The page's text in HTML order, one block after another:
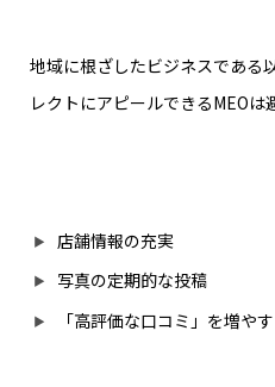
地域に根ざしたビジネスである
レクトにアピールできるMEOは
店舗情報の充実
写真の定期的な投稿
「高評価な口コミ」を増やす